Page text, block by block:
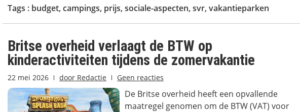
Tags : budget, campings, prijs, sociale-aspecten, svr, vakantieparken
Britse overheid verlaagt de BTW op
kinderactiviteiten tijdens de zomervakantie
22 mei 2026 door Redactie Geen reacties
De Britse overheid heeft een opvallende
maatregel genomen om de BTW (VAT) voor